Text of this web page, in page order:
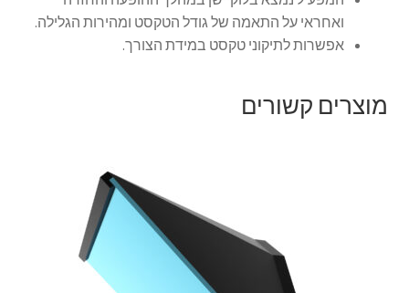
ואחראי על התאמה של גודל הטקסט ומהירות הגלילה.
אפשרות לתיקוני טקסט במידת הצורך.
מוצרים קשורים